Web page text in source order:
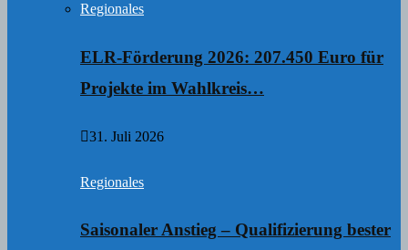
Regionales
ELR-Förderung 2026: 207.450 Euro für
Projekte im Wahlkreis…
31. Juli 2026
Regionales
Saisonaler Anstieg – Qualifizierung bester